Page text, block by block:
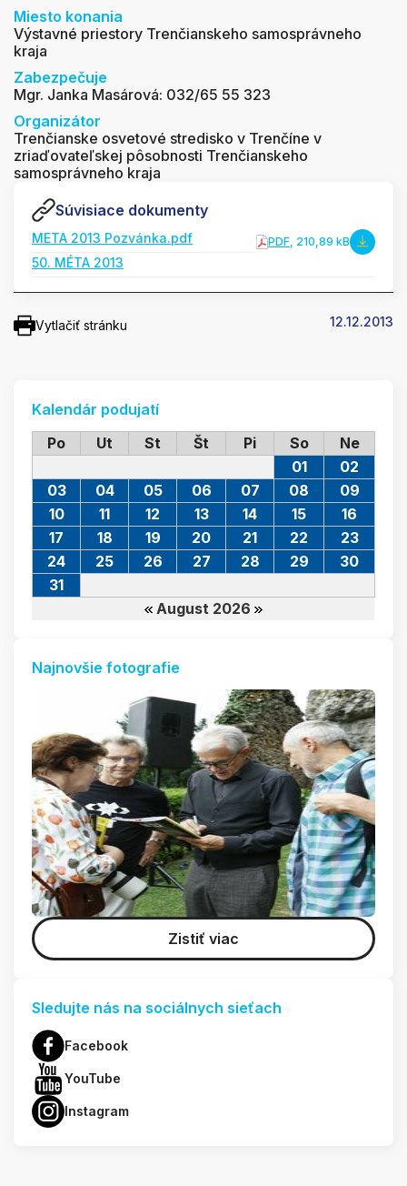
Miesto konania
Výstavné priestory Trenčianskeho samosprávneho
kraja
Zabezpečuje
Mgr. Janka Masárová: 032/65 55 323
Organizátor
Trenčianske osvetové stredisko v Trenčíne v
zriaďovateľskej pôsobnosti Trenčianskeho
samosprávneho kraja
Súvisiace dokumenty
META 2013 Pozvánka.pdf PDF , 210,89 kB
50. MÉTA 2013
Vytlačiť stránku 12.12.2013
Kalendár podujatí
Po
Ut St Št Pi So Ne
August 2026
01
02
03
04 05 06 07 08
09
10
11 12 13 14 15
16
17
18 19 20 21 22
23
24
25 26 27 28 29
30
31
Najnovšie fotografie
Zistiť viac
Sledujte nás na sociálnych sieťach
Facebook
YouTube
Instagram